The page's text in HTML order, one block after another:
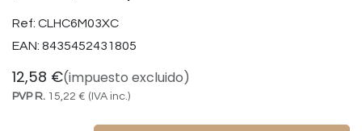
Ref: CLHC6M03XC
EAN: 8435452431805
12,58 €(impuesto excluido)
PVP R. 15,22 € (IVA inc.)